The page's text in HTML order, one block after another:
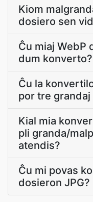
Kiom
dosiero sen
Ĉu miaj WebP
dum konverto?
Ĉu la
por tre
Kial mia
pli granda/
atendis?
Ĉu mi povas
dosieron JPG?